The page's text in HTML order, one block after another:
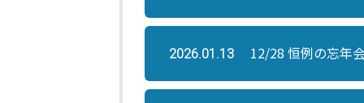
2026.01.13 12/28 恒例の忘年